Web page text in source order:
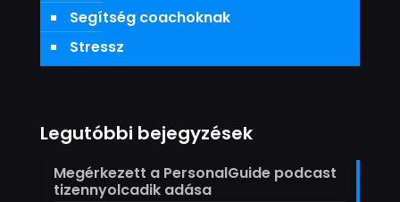
Segítség coachoknak
Stressz
Legutóbbi bejegyzések
Megérkezett a PersonalGuide podcast
tizennyolcadik adása